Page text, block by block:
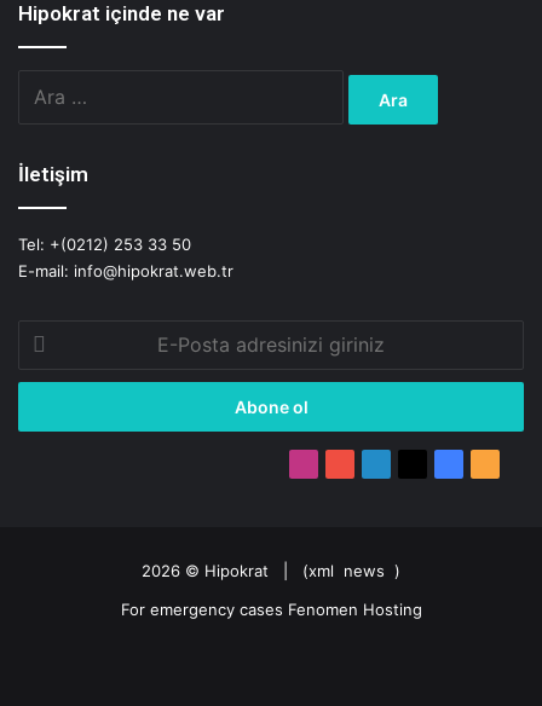
Hipokrat içinde ne var
İletişim
Tel: +(0212) 253 33 50
E-mail: info@hipokrat.web.tr
Posta
adresinizi
2026 © Hipokrat | (xml news )
For emergency cases Fenomen Hosting